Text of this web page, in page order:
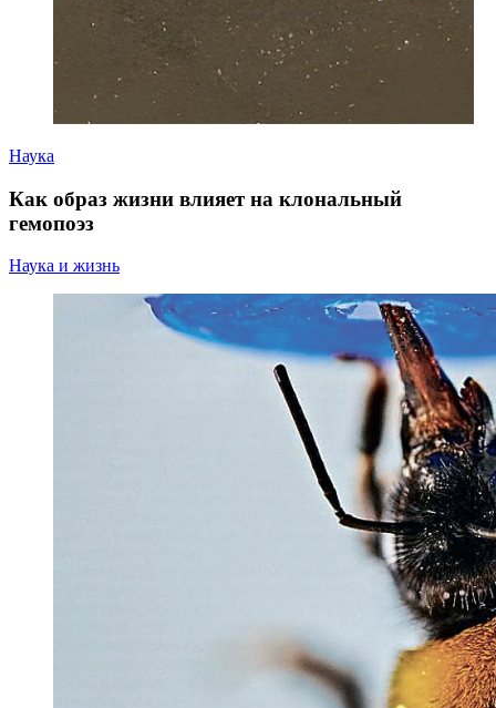
Наука
Как образ жизни влияет на клональный
гемопоэз
Наука и жизнь